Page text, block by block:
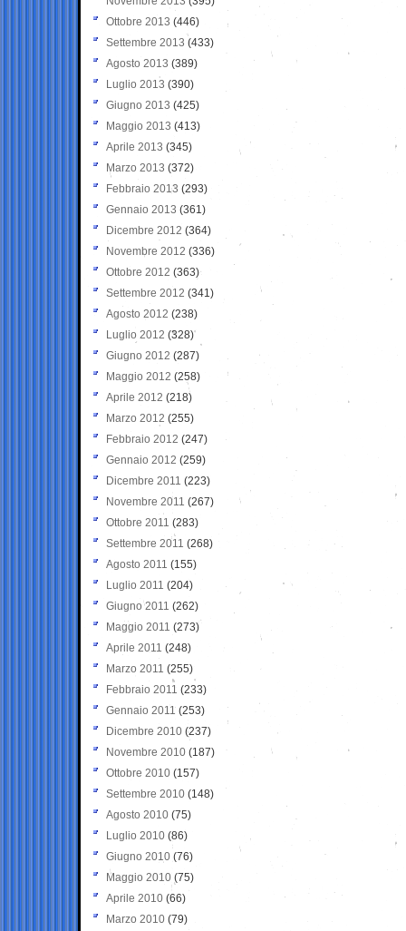
Ottobre 2013 (446)
Settembre 2013 (433)
Agosto 2013 (389)
Luglio 2013 (390)
Giugno 2013 (425)
Maggio 2013 (413)
Aprile 2013 (345)
Marzo 2013 (372)
Febbraio 2013 (293)
Gennaio 2013 (361)
Dicembre 2012 (364)
Novembre 2012 (336)
Ottobre 2012 (363)
Settembre 2012 (341)
Agosto 2012 (238)
Luglio 2012 (328)
Giugno 2012 (287)
Maggio 2012 (258)
Aprile 2012 (218)
Marzo 2012 (255)
Febbraio 2012 (247)
Gennaio 2012 (259)
Dicembre 2011 (223)
Novembre 2011 (267)
Ottobre 2011 (283)
Settembre 2011 (268)
Agosto 2011 (155)
Luglio 2011 (204)
Giugno 2011 (262)
Maggio 2011 (273)
Aprile 2011 (248)
Marzo 2011 (255)
Febbraio 2011 (233)
Gennaio 2011 (253)
Dicembre 2010 (237)
Novembre 2010 (187)
Ottobre 2010 (157)
Settembre 2010 (148)
Agosto 2010 (75)
Luglio 2010 (86)
Giugno 2010 (76)
Maggio 2010 (75)
Aprile 2010 (66)
Marzo 2010 (79)